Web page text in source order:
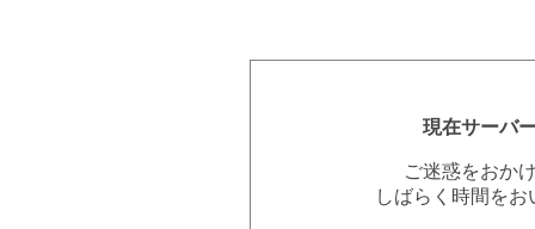
現在サーバ
ご迷惑をおか
しばらく時間を